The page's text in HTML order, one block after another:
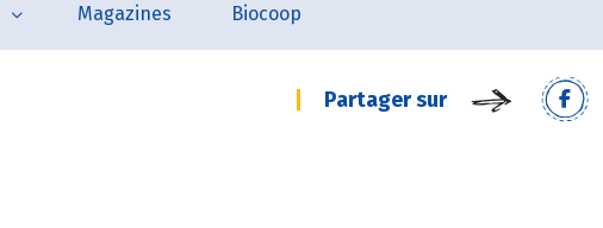
Magazines Biocoop
Partager sur